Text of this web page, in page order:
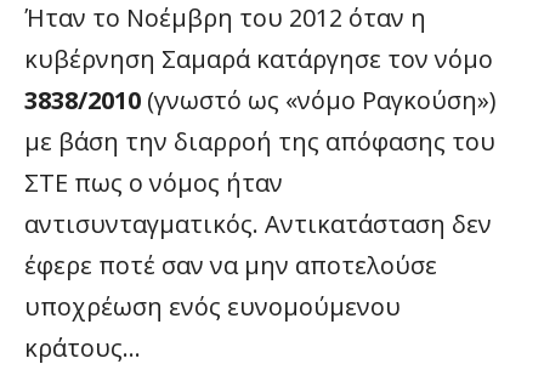
Ήταν το Νοέμβρη του 2012 όταν η
κυβέρνηση Σαμαρά κατάργησε τον νόμο
3838/2010 (γνωστό ως «νόμο Ραγκούση»)
με βάση την διαρροή της απόφασης του
ΣΤΕ πως ο νόμος ήταν
αντισυνταγματικός. Αντικατάσταση δεν
έφερε ποτέ σαν να μην αποτελούσε
υποχρέωση ενός ευνομούμενου
κράτους…